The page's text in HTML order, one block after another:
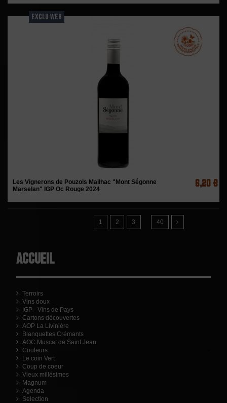
EXCLU WEB
Les Vignerons de Pouzols Mailhac "Mont Ségonne
Marselan" IGP Oc Rouge 2024
6,20 €
1 2 3 40
Accueil
Terroirs
Vins doux
IGP - Vins de Pays
Cartons découvertes
AOP La Livinière
Blanquettes Crémants
AOC Muscat de Saint Jean
Couleurs
Le coin Vert
Coup de coeur
Vieux millésimes
Magnum
Agenda
Selection